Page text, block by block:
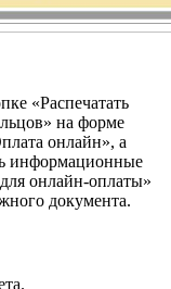
«Распечатать
на форме
онлайн», а
информационные
онлайн-оплаты»
документа.